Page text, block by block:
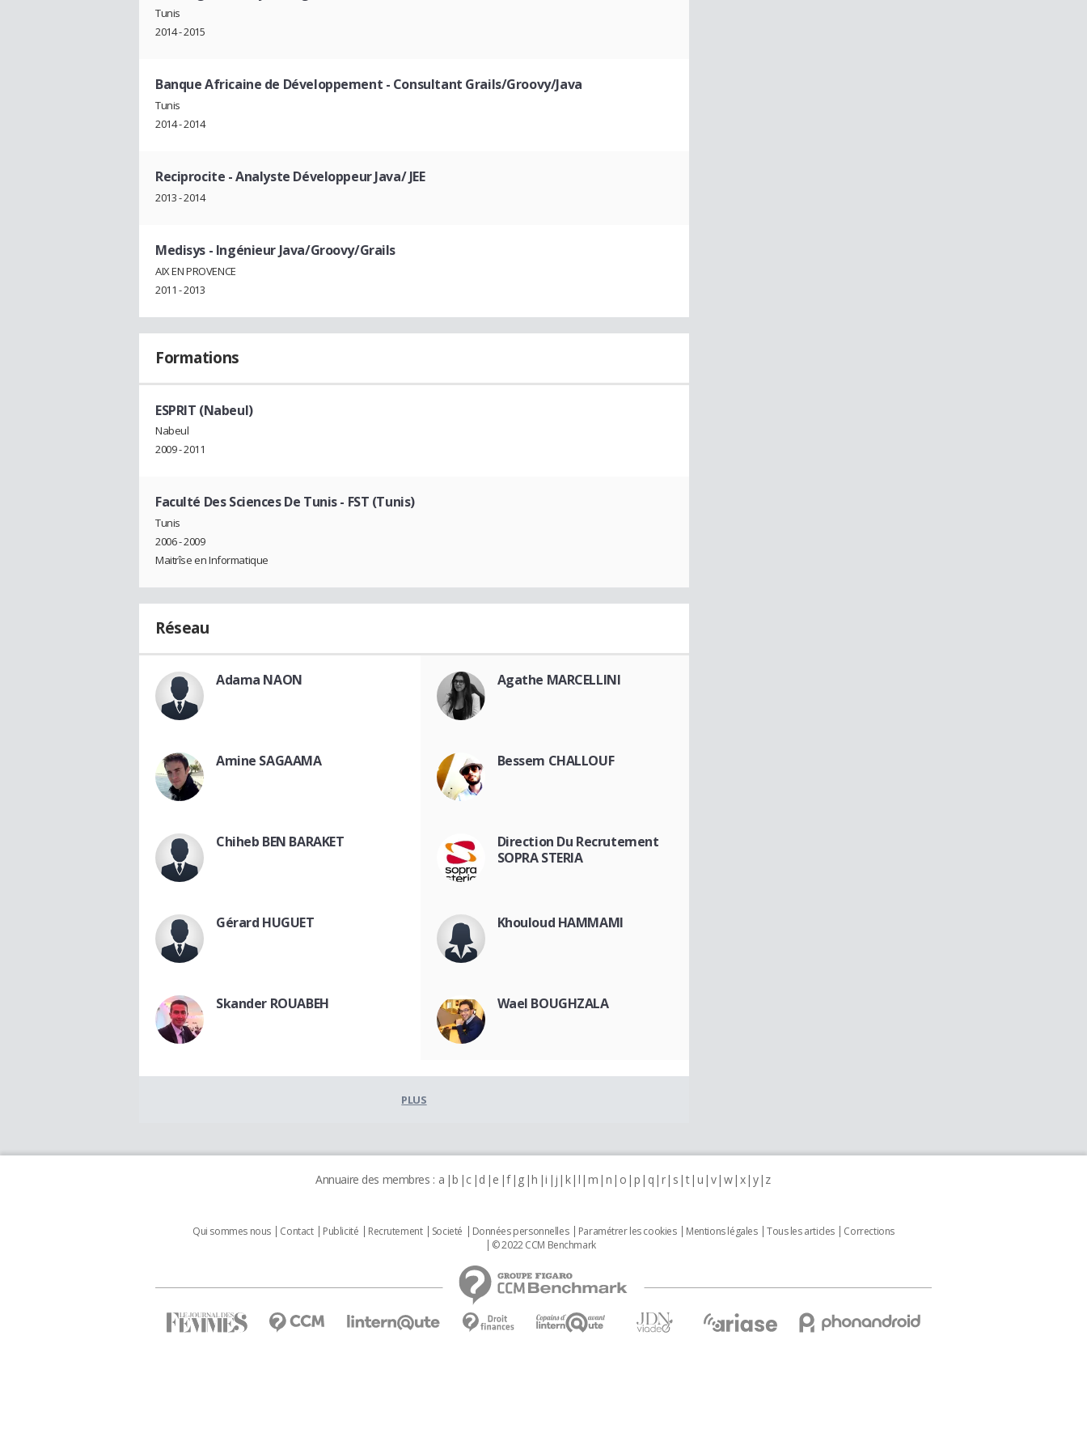
Tunis
2014 - 2015
Banque Africaine de Développement - Consultant Grails/Groovy/Java
Tunis
2014 - 2014
Reciprocite - Analyste Développeur Java/ JEE
2013 - 2014
Medisys - Ingénieur Java/Groovy/Grails
AIX EN PROVENCE
2011 - 2013
Formations
ESPRIT (Nabeul)
Nabeul
2009 - 2011
Faculté Des Sciences De Tunis - FST (Tunis)
Tunis
2006 - 2009
Maitrîse en Informatique
Réseau
Adama NAON Agathe MARCELLINI
Amine SAGAAMA Bessem CHALLOUF
Chiheb BEN BARAKET
Direction Du Recrutement
SOPRA STERIA
Gérard HUGUET Khouloud HAMMAMI
Skander ROUABEH Wael BOUGHZALA
PLUS
Annuaire des membres : a b c d e f g h i j k l m n o p q r s t u v w x y z
Qui sommes nous Contact Publicité Recrutement Societé Données personnelles Paramétrer les cookies Mentions légales Tous les articles
Corrections
© 2022 CCM Benchmark